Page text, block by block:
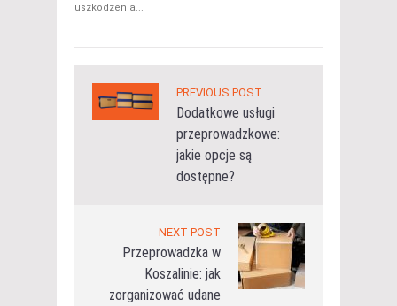
uszkodzenia...
PREVIOUS POST
Dodatkowe usługi
przeprowadzkowe:
jakie opcje są
dostępne?
NEXT POST
Przeprowadzka w
Koszalinie: jak
zorganizować udane